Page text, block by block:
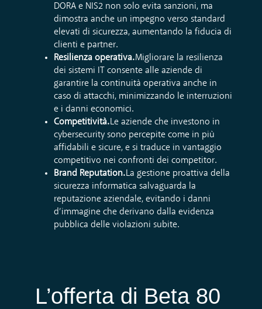
DORA e NIS2 non solo evita sanzioni, ma
dimostra anche un impegno verso standard
elevati di sicurezza, aumentando la fiducia di
clienti e partner.
Resilienza operativa.Migliorare la resilienza
dei sistemi IT consente alle aziende di
garantire la continuità operativa anche in
caso di attacchi, minimizzando le interruzioni
e i danni economici.
Competitività.Le aziende che investono in
cybersecurity sono percepite come in più
affidabili e sicure, e si traduce in vantaggio
competitivo nei confronti dei competitor.
Brand Reputation.La gestione proattiva della
sicurezza informatica salvaguarda la
reputazione aziendale, evitando i danni
d’immagine che derivano dalla evidenza
pubblica delle violazioni subite.
L’offerta di Beta 80